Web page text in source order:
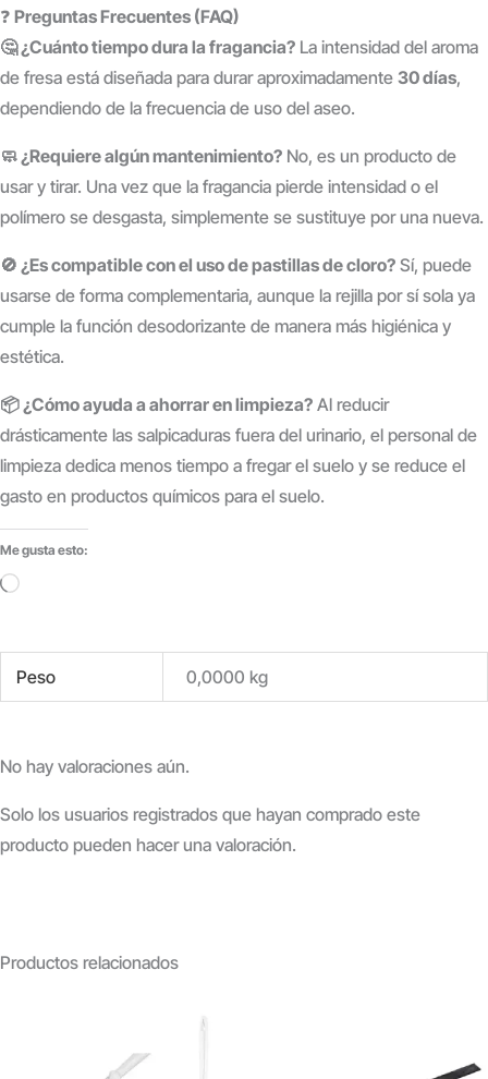
❓ Preguntas Frecuentes (FAQ)
🤔 ¿Cuánto tiempo dura la fragancia? La intensidad del aroma
de fresa está diseñada para durar aproximadamente 30 días,
dependiendo de la frecuencia de uso del aseo.
🧼 ¿Requiere algún mantenimiento? No, es un producto de
usar y tirar. Una vez que la fragancia pierde intensidad o el
polímero se desgasta, simplemente se sustituye por una nueva.
🚫 ¿Es compatible con el uso de pastillas de cloro? Sí, puede
usarse de forma complementaria, aunque la rejilla por sí sola ya
cumple la función desodorizante de manera más higiénica y
estética.
📦 ¿Cómo ayuda a ahorrar en limpieza? Al reducir
drásticamente las salpicaduras fuera del urinario, el personal de
limpieza dedica menos tiempo a fregar el suelo y se reduce el
gasto en productos químicos para el suelo.
Me gusta esto:
Cargando...
Peso 0,0000 kg
No hay valoraciones aún.
Solo los usuarios registrados que hayan comprado este
producto pueden hacer una valoración.
Productos relacionados